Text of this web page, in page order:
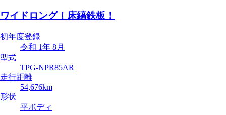
ワイドロング！床縞鉄板！
初年度登録
令和 1年 8月
型式
TPG-NPR85AR
走行距離
54,676km
形状
平ボディ